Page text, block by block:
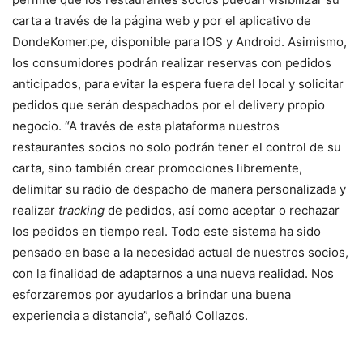
carta a través de la página web y por el aplicativo de
DondeKomer.pe, disponible para IOS y Android. Asimismo,
los consumidores podrán realizar reservas con pedidos
anticipados, para evitar la espera fuera del local y solicitar
pedidos que serán despachados por el delivery propio
negocio. “A través de esta plataforma nuestros
restaurantes socios no solo podrán tener el control de su
carta, sino también crear promociones libremente,
delimitar su radio de despacho de manera personalizada y
realizar tracking de pedidos, así como aceptar o rechazar
los pedidos en tiempo real. Todo este sistema ha sido
pensado en base a la necesidad actual de nuestros socios,
con la finalidad de adaptarnos a una nueva realidad. Nos
esforzaremos por ayudarlos a brindar una buena
experiencia a distancia”, señaló Collazos.